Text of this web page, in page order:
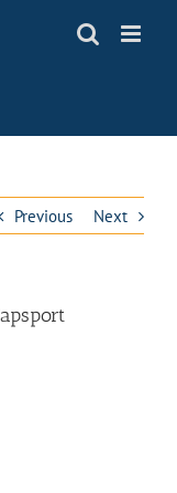
Previous Next